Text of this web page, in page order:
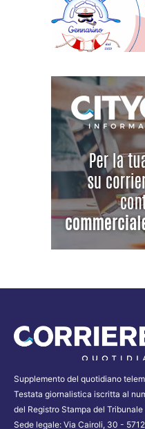
Supplemento del quotidiano
Testata giornalistica iscritta al
del Registro Stampa del
Sede legale: Via Cairoli, 30 -